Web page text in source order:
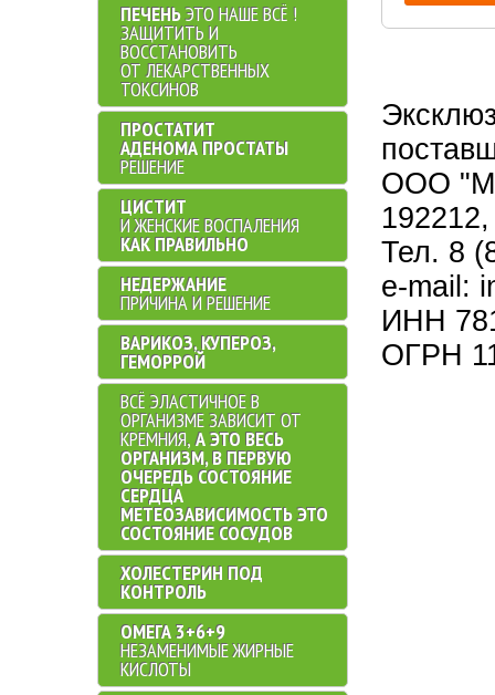
ПЕЧЕНЬЭТО НАШЕ ВСЁ !
ЗАЩИТИТЬ И
ВОССТАНОВИТЬ
ОТ ЛЕКАРСТВЕННЫХ
ТОКСИНОВ
ПРОСТАТИТ
АДЕНОМА ПРОСТАТЫ
РЕШЕНИЕ
ЦИСТИТ
И ЖЕНСКИЕ ВОСПАЛЕНИЯ
КАК ПРАВИЛЬНО
НЕДЕРЖАНИЕ
ПРИЧИНА И РЕШЕНИЕ
ВАРИКОЗ, КУПЕРОЗ,
ГЕМОРРОЙ
ВСЁ ЭЛАСТИЧНОЕ В
ОРГАНИЗМЕ ЗАВИСИТ ОТ
КРЕМНИЯ,А ЭТО ВЕСЬ
ОРГАНИЗМ, В ПЕРВУЮ
ОЧЕРЕДЬ СОСТОЯНИЕ
СЕРДЦА
МЕТЕОЗАВИСИМОСТЬ ЭТО
СОСТОЯНИЕ СОСУДОВ
ХОЛЕСТЕРИН ПОД
КОНТРОЛЬ
ОМЕГА 3+6+9
НЕЗАМЕНИМЫЕ ЖИРНЫЕ
КИСЛОТЫ
ООО
Тел. 8
e-mail:
ИНН
ОГРН